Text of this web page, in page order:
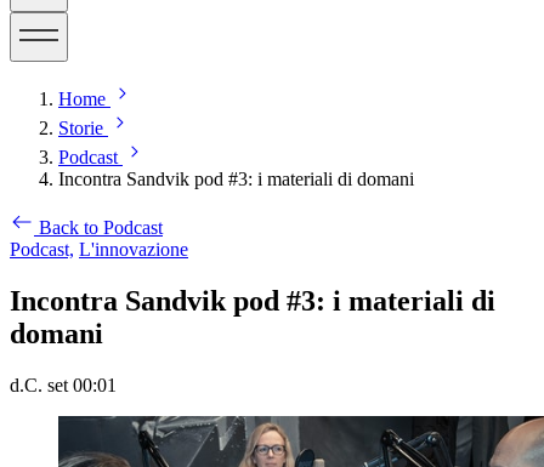
Home
Storie
Podcast
Incontra Sandvik pod #3: i materiali di domani
Back to Podcast
Podcast, L'innovazione
Incontra Sandvik pod #3: i materiali di
domani
d.C. set 00:01